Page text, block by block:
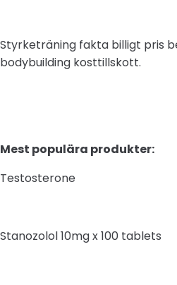
Styrketräning fakta billigt pris
bodybuilding kosttillskott.
Mest populära produkter:
Testosterone
Stanozolol 10mg x 100 tablets